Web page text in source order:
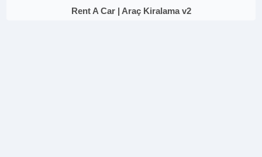
Rent A Car | Araç Kiralama v2